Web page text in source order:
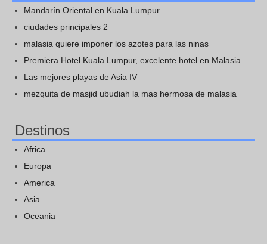
Mandarín Oriental en Kuala Lumpur
ciudades principales 2
malasia quiere imponer los azotes para las ninas
Premiera Hotel Kuala Lumpur, excelente hotel en Malasia
Las mejores playas de Asia IV
mezquita de masjid ubudiah la mas hermosa de malasia
Destinos
Africa
Europa
America
Asia
Oceania